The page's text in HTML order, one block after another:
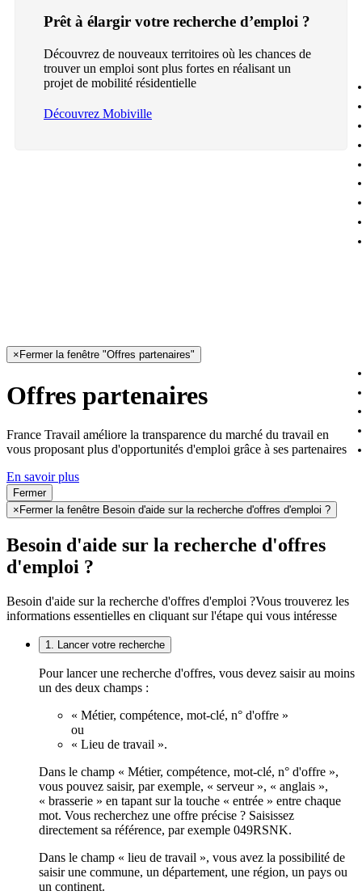
Prêt à élargir votre recherche d’emploi ?
Découvrez de nouveaux territoires où les chances de
trouver un emploi sont plus fortes en réalisant un
projet de mobilité résidentielle
Découvrez Mobiville
× Fermer la fenêtre "Offres partenaires"
Offres partenaires
France Travail améliore la transparence du marché du travail en
vous proposant plus d'opportunités d'emploi grâce à ses partenaires
En savoir plus
Fermer
× Fermer la fenêtre Besoin d'aide sur la recherche d'offres d'emploi ?
Besoin d'aide sur la recherche d'offres
d'emploi ?
Besoin d'aide sur la recherche d'offres d'emploi ?Vous trouverez les
informations essentielles en cliquant sur l'étape qui vous intéresse
1. Lancer votre recherche
Pour lancer une recherche d'offres, vous devez saisir au moins
un des deux champs :
« Métier, compétence, mot-clé, n° d'offre »
ou
« Lieu de travail ».
Dans le champ « Métier, compétence, mot-clé, n° d'offre »,
vous pouvez saisir, par exemple, « serveur », « anglais »,
« brasserie » en tapant sur la touche « entrée » entre chaque
mot. Vous recherchez une offre précise ? Saisissez
directement sa référence, par exemple 049RSNK.
Dans le champ « lieu de travail », vous avez la possibilité de
saisir une commune, un département, une région, un pays ou
un continent.